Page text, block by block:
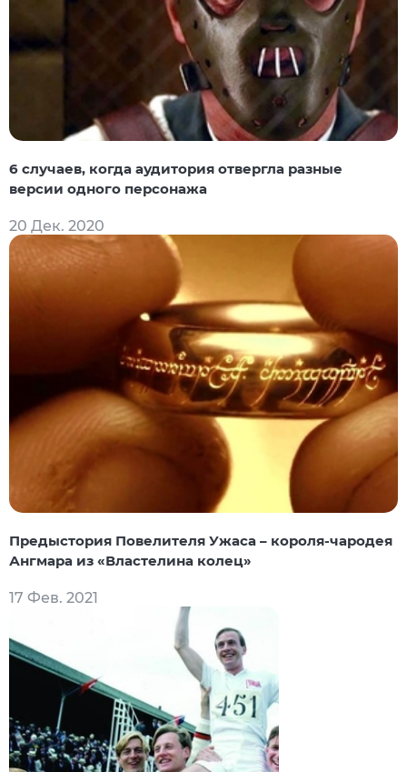
6 случаев, когда аудитория отвергла разные
версии одного персонажа
20 Дек. 2020
Предыстория Повелителя Ужаса – короля-чародея
Ангмара из «Властелина колец»
17 Фев. 2021